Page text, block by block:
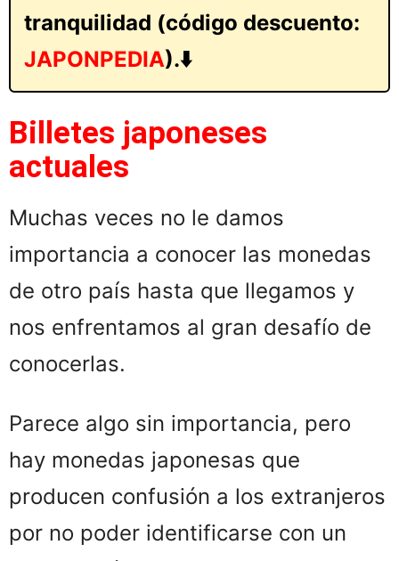
tranquilidad (código descuento:
JAPONPEDIA).⬇️
Billetes japoneses
actuales
Muchas veces no le damos
importancia a conocer las monedas
de otro país hasta que llegamos y
nos enfrentamos al gran desafío de
conocerlas.
Parece algo sin importancia, pero
hay monedas japonesas que
producen confusión a los extranjeros
por no poder identificarse con un